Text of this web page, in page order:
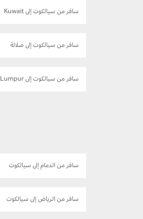
سافر من سيالكوت إلى Kuwait
سافر من سيالكوت إلى صلالة
سافر من سيالكوت إلى Kuala Lumpur
سافر من الدمام إلى سيالكوت
سافر من الرياض إلى سيالكوت